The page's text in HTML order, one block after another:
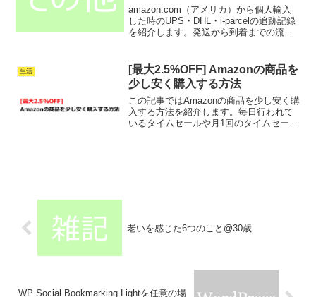
amazon.com（アメリカ）から個人輸入
した時のUPS・DHL・i-parcelの追跡記録
を紹介します。発送から到着までの流れ
記録Location（場所）Date...
生活
[最大2.5%OFF] Amazonの商品を
少し安く購入する方法
この記事ではAmazonの商品を少し安く購
入する方法を紹介します。毎日行われて
いるタイムセールや月1回のタイムセール
老いを感じた6つのこと@30歳
WP Social Bookmarking Lightを任意の場